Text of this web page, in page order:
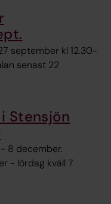
september kl 12.30-
senast 22
Stensjön
- 8 december.
- lördag kväll 7